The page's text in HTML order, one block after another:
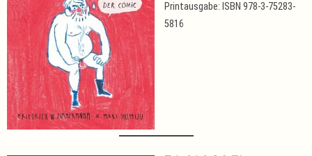
Printausgabe: ISBN 978-3-75283-
5816